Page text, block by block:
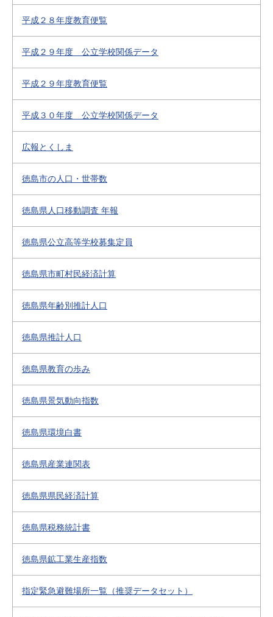
平成２８年度教育便覧
平成２９年度 公立学校関係データ
平成２９年度教育便覧
平成３０年度 公立学校関係データ
広報とくしま
徳島市の人口・世帯数
徳島県人口移動調査 年報
徳島県公立高等学校募集定員
徳島県市町村民経済計算
徳島県年齢別推計人口
徳島県推計人口
徳島県教育の歩み
徳島県景気動向指数
徳島県環境白書
徳島県産業連関表
徳島県県民経済計算
徳島県税務統計書
徳島県鉱工業生産指数
指定緊急避難場所一覧（推奨データセット）